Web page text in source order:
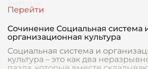
Сочинение Социальная система
организационная культура
Социальная система и
культура – это как два